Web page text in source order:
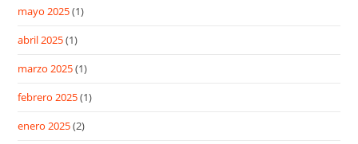
mayo 2025(1)
abril 2025(1)
marzo 2025(1)
febrero 2025(1)
enero 2025(2)